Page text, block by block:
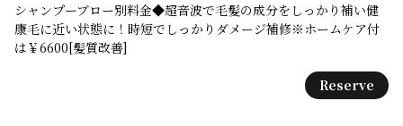
シャンプーブロー別料金◆超音波で毛髪の成分をしっかり補い健
康毛に近い状態に！時短でしっかりダメージ補修※ホームケア付
は￥6600[髪質改善]
Reserve